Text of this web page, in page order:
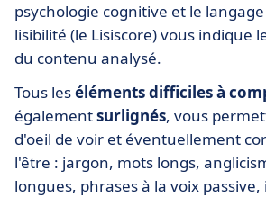
psychologie cognitive et le
lisibilité (le Lisiscore) vous indique
du contenu analysé.
Tous leséléments difficiles à
égalementsurlignés, vous
d'oeil de voir et éventuellement
l'être : jargon, mots longs,
longues, phrases à la voix passive,